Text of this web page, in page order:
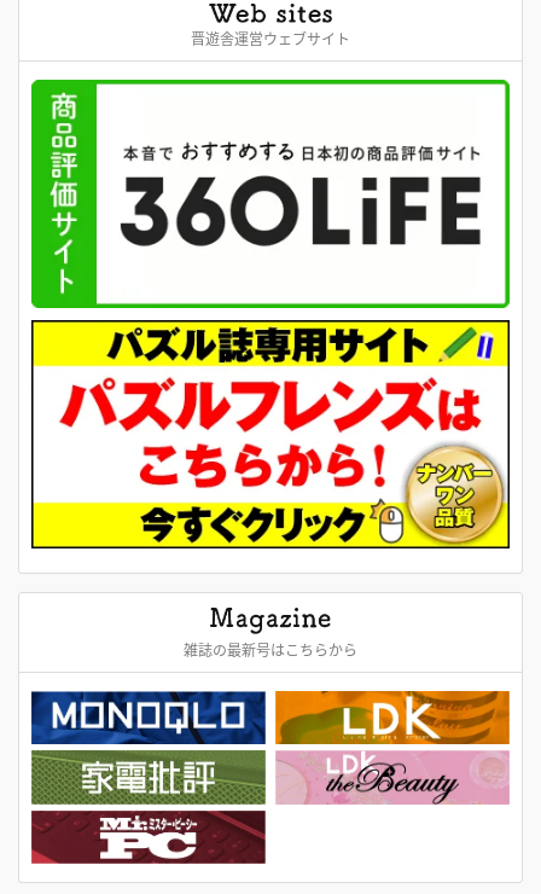
晋遊舎運営ウェブサイト
雑誌の最新号はこちらから